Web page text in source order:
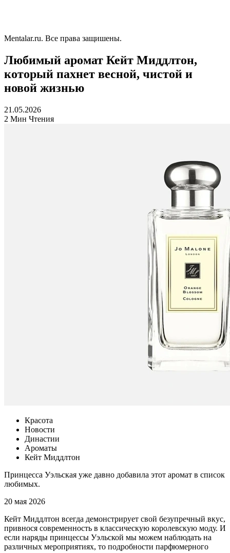
Mentalar.ru. Все права защишены.
Любимый аромат Кейт Миддлтон,
который пахнет весной, чистой и
новой жизнью
21.05.2026
2 Мин Чтения
Красота
Новости
Династии
Ароматы
Кейт Миддлтон
Принцесса Уэльская уже давно добавила этот аромат в список
любимых.
20 мая 2026
Кейт Миддлтон всегда демонстрирует свой безупречный вкус,
привнося современность в классическую королевскую моду. И
если наряды принцессы Уэльской мы можем наблюдать на
различных мероприятиях, то подробности парфюмерного